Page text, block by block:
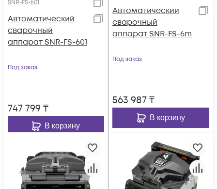
SNR-FS-601
Автоматический
сварочный
аппарат SNR-FS-601
Под заказ
747 799 ₸
В корзину
Автоматический
сварочный
аппарат SNR-FS-6m
Под заказ
563 987₸
В корзину